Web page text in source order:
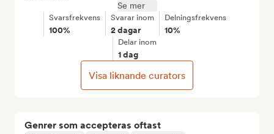
Genrer som accepteras oftast
Se mer
Svarsfrekvens
100%
Svarar inom
2 dagar
Delningsfrekvens
10%
Delar inom
1 dag
Visa liknande curators